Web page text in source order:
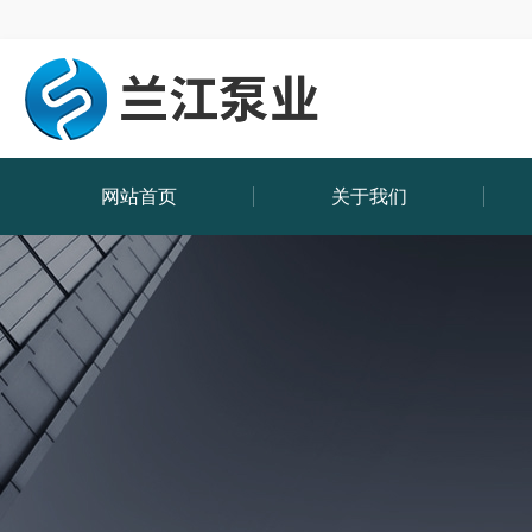
网站首页 关于我们